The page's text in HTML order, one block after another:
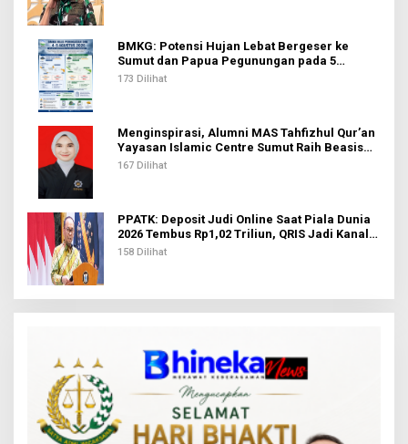
BMKG: Potensi Hujan Lebat Bergeser ke
Sumut dan Papua Pegunungan pada 5
Agustus
173 Dilihat
Menginspirasi, Alumni MAS Tahfizhul Qur’an
Yayasan Islamic Centre Sumut Raih Beasiswa
BIB Kemenag
167 Dilihat
PPATK: Deposit Judi Online Saat Piala Dunia
2026 Tembus Rp1,02 Triliun, QRIS Jadi Kanal
Terbanyak
158 Dilihat